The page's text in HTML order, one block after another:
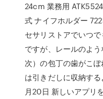
24cm 業務用
式 ナイフホルダー
セサリストアでいつ
ですが、レールのよ
次）の包丁の歯がこ
は引きだしに収納す
月20日 新しいアプリ